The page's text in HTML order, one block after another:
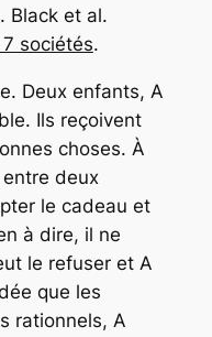
Black et al.
sociétés.
Deux enfants, A
Ils reçoivent
choses. À
deux
le cadeau et
à dire, il ne
le refuser et A
que les
rationnels, A